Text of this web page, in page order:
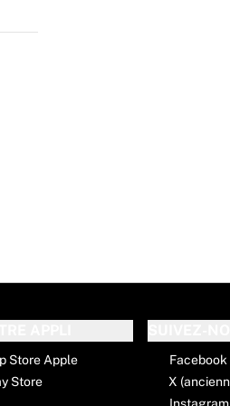
Store Apple
Store
Facebook